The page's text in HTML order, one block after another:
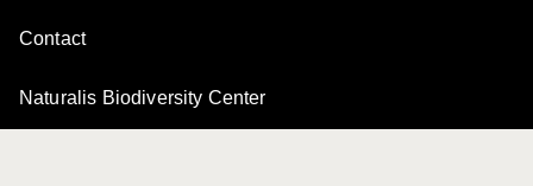
Contact
Naturalis Biodiversity Center